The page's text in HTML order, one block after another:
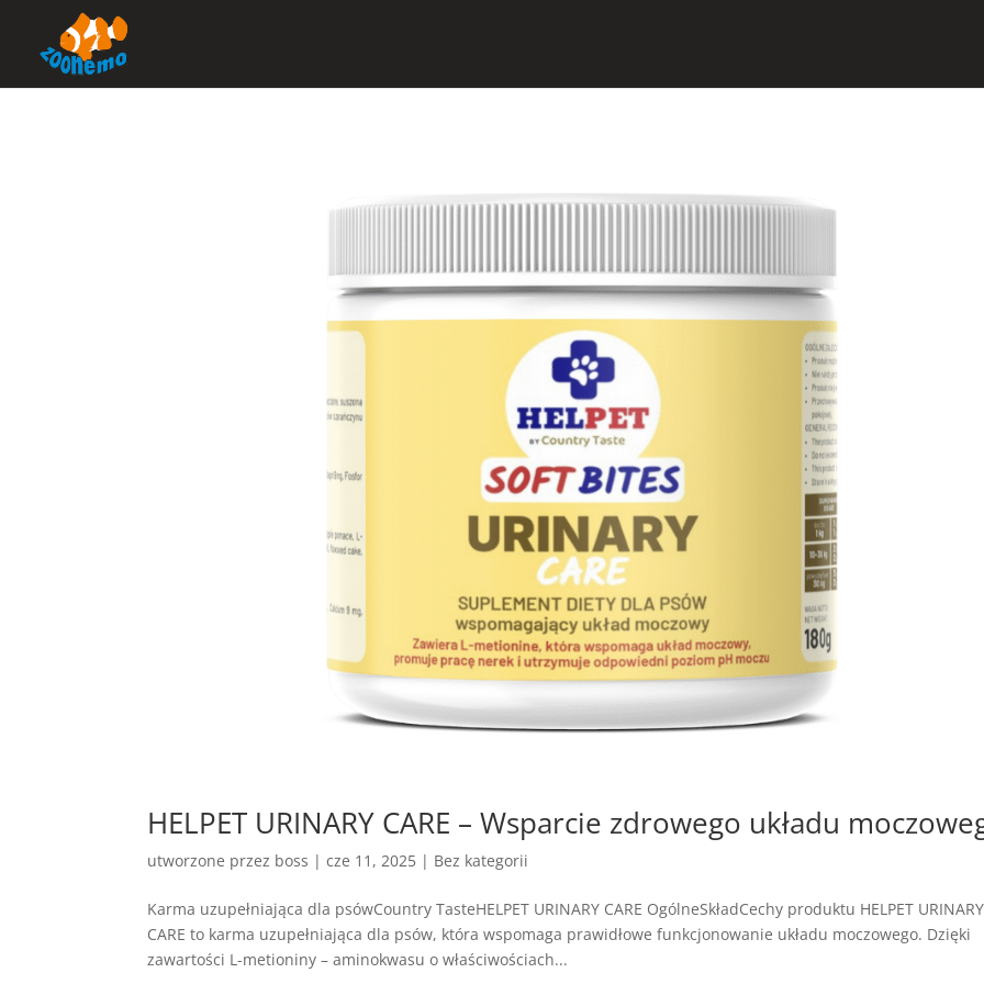
HELPET URINARY CARE – Wsparcie zdrowego układu
utworzone przez boss |cze 11, 2025 | Bez kategorii
Karma uzupełniająca dla psówCountry TasteHELPET URINARY CARE OgólneSkładCechy produktu HELPET URINARY
CARE to karma uzupełniająca dla psów, która wspomaga prawidłowe funkcjonowanie układu moczowego. Dzięki
zawartości L-metioniny – aminokwasu o właściwościach...